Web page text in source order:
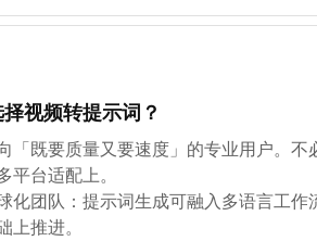
视频转提示词？
「既要质量又要速度」的专业用户。
平台适配上。
化团队：提示词生成可融入多语言工
上推进。